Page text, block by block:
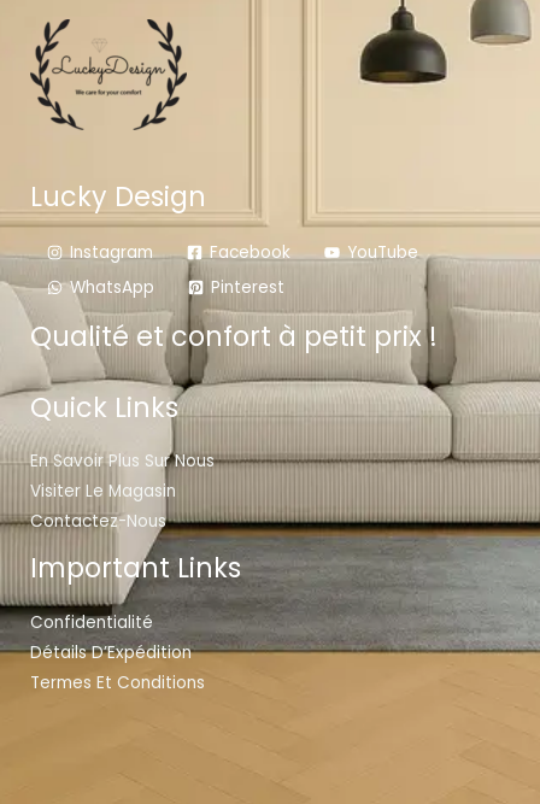
Lucky Design
Instagram Facebook
YouTube
WhatsApp
Pinterest
Qualité et confort à petit prix !
Quick Links
En Savoir Plus Sur Nous
Visiter Le Magasin
Contactez-Nous
Important Links
Confidentialité
Détails D’Expédition
Termes Et Conditions